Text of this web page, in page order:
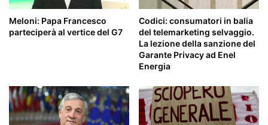
Meloni: Papa Francesco
parteciperà al vertice del G7
Codici: consumatori in balia
del telemarketing selvaggio.
La lezione della sanzione del
Garante Privacy ad Enel
Energia